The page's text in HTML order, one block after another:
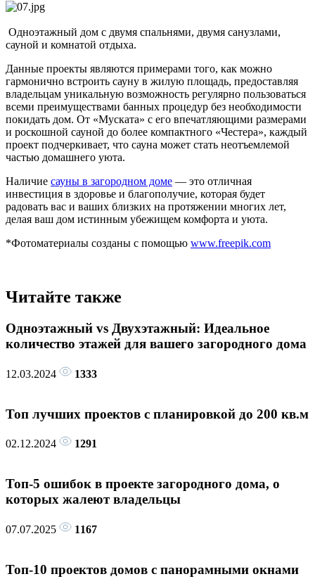
Одноэтажный дом с двумя спальнями, двумя санузлами,
сауной и комнатой отдыха.
Данные проекты являются примерами того, как можно
гармонично встроить сауну в жилую площадь, предоставляя
владельцам уникальную возможность регулярно пользоваться
всеми преимуществами банных процедур без необходимости
покидать дом. От «Муската» с его впечатляющими размерами
и роскошной сауной до более компактного «Честера», каждый
проект подчеркивает, что сауна может стать неотъемлемой
частью домашнего уюта.
Наличие сауны в загородном доме — это отличная
инвестиция в здоровье и благополучие, которая будет
радовать вас и ваших близких на протяжении многих лет,
делая ваш дом истинным убежищем комфорта и уюта.
*Фотоматериалы созданы с помощью www.freepik.com
Читайте также
Одноэтажный vs Двухэтажный: Идеальное
количество этажей для вашего загородного дома
12.03.2024 1333
Топ лучших проектов с планировкой до 200 кв.м
02.12.2024 1291
Топ-5 ошибок в проекте загородного дома, о
которых жалеют владельцы
07.07.2025 1167
Топ-10 проектов домов с панорамными окнами